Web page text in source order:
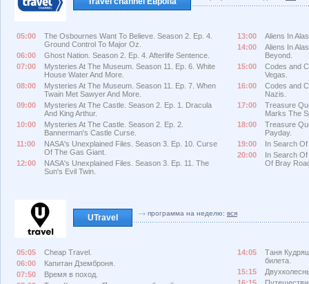
05:00
The Osbournes Want To Believe. Season 2. Ep. 4.
Ground Control To Major Oz.
06:00
Ghost Nation. Season 2. Ep. 4. Afterlife Sentence.
07:00
Mysteries At The Museum. Season 11. Ep. 6. White
House Water And More.
08:00
Mysteries At The Museum. Season 11. Ep. 7. When
Twain Met Sawyer And More.
09:00
Mysteries At The Castle. Season 2. Ep. 1. Dracula
And King Arthur.
10:00
Mysteries At The Castle. Season 2. Ep. 2.
Bannerman's Castle Curse.
11:00
NASA's Unexplained Files. Season 3. Ep. 10. Curse
Of The Gas Giant.
12:00
NASA's Unexplained Files. Season 3. Ep. 11. The
Sun's Evil Twin.
13:00
Aliens In
14:00
Aliens In
Beyond.
15:00
Codes and
Vegas.
16:00
Codes and
Nazis.
17:00
Treasure
Marks The
18:00
Treasure
Payday.
19:00
In Search
20:00
In Search
Of Bray
UTravel программа на неделю: вся
05:05
Cheap Travel.
06:00
Капитан Дземброня.
07:50
Время в поход.
14:05
Таня
билета.
15:15